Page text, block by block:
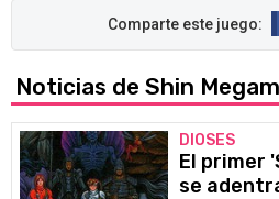
Noticias de Shin
DIOSES
El primer
se